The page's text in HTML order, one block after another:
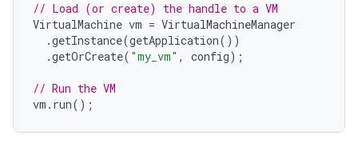
// Load (or create) the handle to a VM
VirtualMachine vm = VirtualMachineManager
.getInstance(getApplication())
.getOrCreate( "my_vm" , config);
// Run the VM
vm . run();